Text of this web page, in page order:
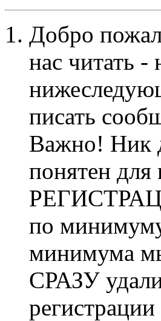
Добро
нас читать -
писать
Важно! Ник
понятен
по
минимума
СРАЗУ